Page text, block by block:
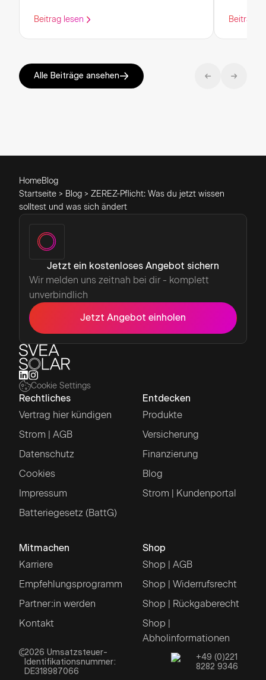
Beitrag lesen Beitrag
Alle Beiträge ansehen
HomeBlog
Startseite > Blog > ZEREZ-Pflicht: Was du jetzt wissen
solltest und was sich ändert
Jetzt ein kostenloses Angebot sichern
Wir melden uns zeitnah bei dir - komplett
unverbindlich
Jetzt Angebot einholen
Cookie Settings
Rechtliches
Vertrag hier kündigen
Strom | AGB
Datenschutz
Cookies
Impressum
Batteriegesetz (BattG)
Entdecken
Produkte
Versicherung
Finanzierung
Blog
Strom | Kundenportal
Mitmachen
Karriere
Empfehlungsprogramm
Partner:in werden
Kontakt
Shop
Shop | AGB
Shop | Widerrufsrecht
Shop | Rückgaberecht
Shop |
Abholinformationen
2026 Umsatzsteuer-
Identifikationsnummer:
DE318987066
+49 (0)221
8282 9346